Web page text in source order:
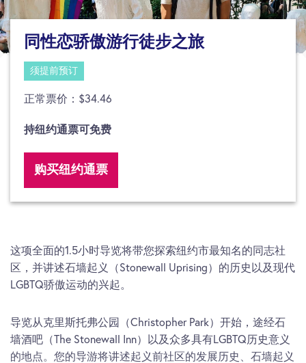
同性恋骄傲游行徒步之旅
须提前预订
正常票价：$34.46
持纽约通票可免费
购买纽约通票
这项全面的1.5小时导览将带您探索纽约市最知名的同志社
区，并讲述石墙起义（Stonewall Uprising）的历史以及现代
LGBTQ骄傲运动的兴起。
导览从克里斯托弗公园（Christopher Park）开始，途经石
墙酒吧（The Stonewall Inn）以及众多具有LGBTQ历史意义
的地点。您的导游将讲述起义前社区的发展历史、石墙起义